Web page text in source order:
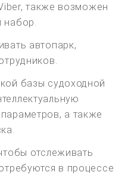
также возможен
набор.
автопарк,
базы судоходной
а также
отслеживать
в процессе